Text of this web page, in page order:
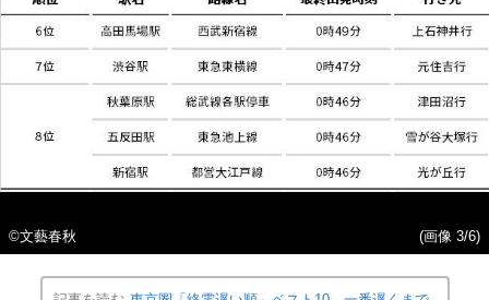
©文藝春秋 (画像 3/6)